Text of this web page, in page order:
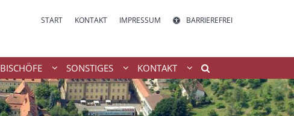
START KONTAKT IMPRESSUM BARRIEREFREI
BISCHÖFE SONSTIGES KONTAKT